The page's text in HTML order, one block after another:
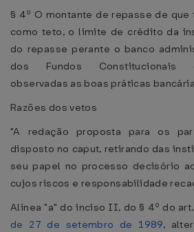
§ 4º O montante de repasse de
como teto, o limite de crédito da
do repasse perante o banco
dos Fundos Constitucionais
observadas as boas práticas
Razões dos vetos
"A redação proposta para os
disposto no caput, retirando das
seu papel no processo decisório
cujos riscos e responsabilidade
Alínea "a" do inciso II, do § 4º do
de 27 de setembro de 1989,